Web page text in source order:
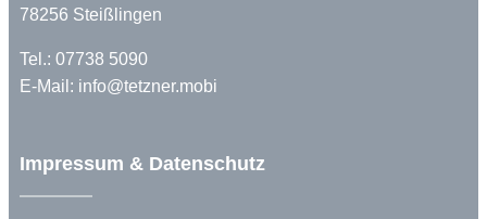
78256 Steißlingen
Tel.: 07738 5090
E-Mail: info@tetzner.mobi
Impressum & Datenschutz